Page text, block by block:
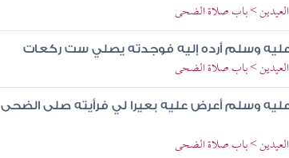
العيدين > باب صلاة الضحى
عليه وسلم أرده إليه فوجدته يصلي ست ركعات
العيدين > باب صلاة الضحى
عليه وسلم أعرض عليه بعيرا لي فرأيته صلى الضحى
العيدين > باب صلاة الضحى